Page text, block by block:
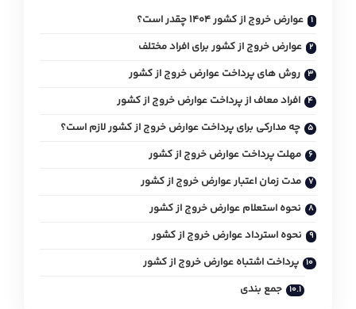
عوارض خروج از کشور ۱۴۰۴ چقدر است؟
عوارض خروج از کشور برای افراد مختلف
روش‌ های پرداخت عوارض خروج از کشور
افراد معاف از پرداخت عوارض خروج از کشور
چه مدارکی برای پرداخت عوارض خروج از کشور لازم است؟
مهلت پرداخت عوارض خروج از کشور
مدت زمان اعتبار عوارض خروج از کشور
نحوه استعلام عوارض خروج از کشور
نحوه استرداد عوارض خروج از کشور
پرداخت اشتباه عوارض خروج از کشور
جمع بندی